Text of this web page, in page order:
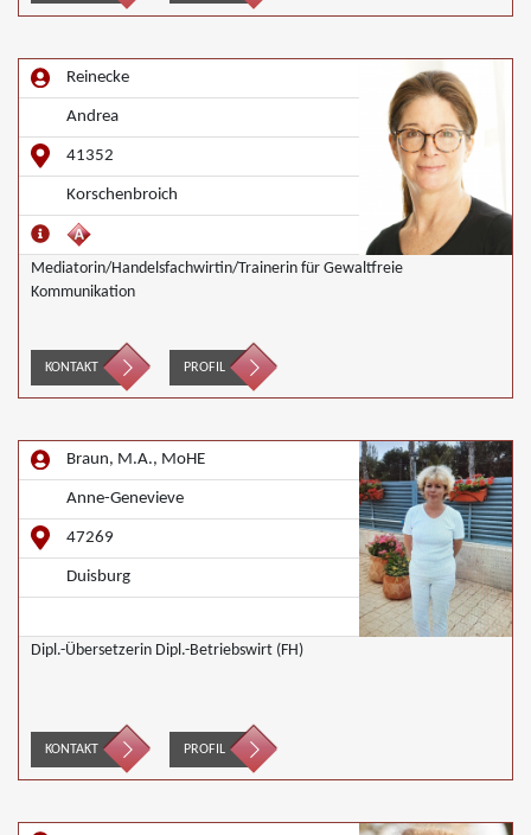
Versicherungsbereich, Mediation in der Kreditwirtschaft, Mediation
Mediation im öffentlichen Bereich, Mediation bei Team- und
Gruppenkonflikten, Mediation von Unternehmensnachfolgen,
Mediation in der Wohnungswirtschaft, Nachbarschaftsmediation,
Schulmediation, Umweltmediation, Landwirtschaft Forstwirtschaft
Agrar, Wirtschaftsmediation
Reinecke
Andrea
41352
Korschenbroich
Mediatorin/Handelsfachwirtin/Trainerin für Gewaltfreie
Kommunikation
KONTAKT PROFIL
Braun, M.A., MoHE
Anne-Genevieve
47269
Duisburg
Dipl.-Übersetzerin Dipl.-Betriebswirt (FH)
KONTAKT PROFIL